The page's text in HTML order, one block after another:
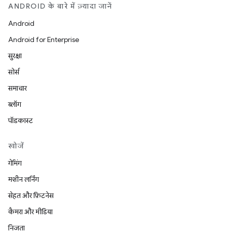
ANDROID के बारे में ज़्यादा जानें
Android
Android for Enterprise
सुरक्षा
सोर्स
समाचार
ब्लॉग
पॉडकास्ट
खोजें
गेमिंग
मशीन लर्निंग
सेहत और फ़िटनेस
कैमरा और मीडिया
निजता